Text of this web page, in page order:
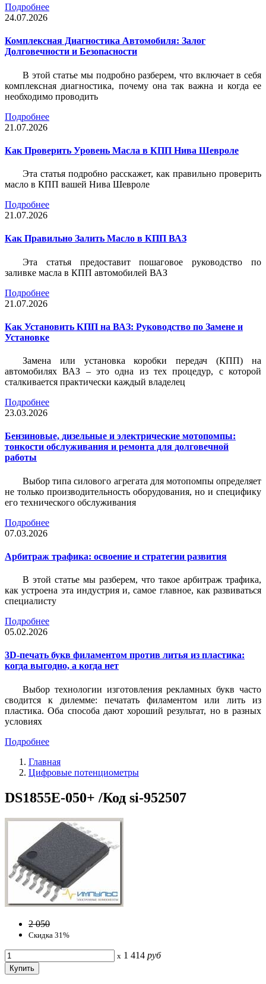
Подробнее
24.07.2026
Комплексная Диагностика Автомобиля: Залог
Долговечности и Безопасности
В этой статье мы подробно разберем, что включает в себя
комплексная диагностика, почему она так важна и когда ее
необходимо проводить
Подробнее
21.07.2026
Как Проверить Уровень Масла в КПП Нива Шевроле
Эта статья подробно расскажет, как правильно проверить
масло в КПП вашей Нива Шевроле
Подробнее
21.07.2026
Как Правильно Залить Масло в КПП ВАЗ
Эта статья предоставит пошаговое руководство по
заливке масла в КПП автомобилей ВАЗ
Подробнее
21.07.2026
Как Установить КПП на ВАЗ: Руководство по Замене и
Установке
Замена или установка коробки передач (КПП) на
автомобилях ВАЗ – это одна из тех процедур, с которой
сталкивается практически каждый владелец
Подробнее
23.03.2026
Бензиновые, дизельные и электрические мотопомпы:
тонкости обслуживания и ремонта для долговечной
работы
Выбор типа силового агрегата для мотопомпы определяет
не только производительность оборудования, но и специфику
его технического обслуживания
Подробнее
07.03.2026
Арбитраж трафика: освоение и стратегии развития
В этой статье мы разберем, что такое арбитраж трафика,
как устроена эта индустрия и, самое главное, как развиваться
специалисту
Подробнее
05.02.2026
3D-печать букв филаментом против литья из пластика:
когда выгодно, а когда нет
Выбор технологии изготовления рекламных букв часто
сводится к дилемме: печатать филаментом или лить из
пластика. Оба способа дают хороший результат, но в разных
условиях
Подробнее
Главная
Цифровые потенциометры
DS1855E-050+ /Код si-952507
2 050
Скидка 31%
x 1 414 руб